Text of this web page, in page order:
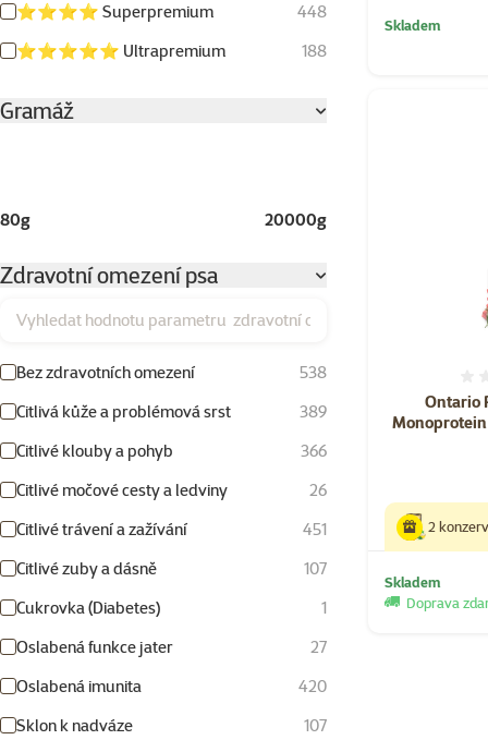
⭐⭐⭐⭐ Superpremium
448
⭐⭐⭐⭐⭐ Ultrapremium
188
Gramáž
80g 20000g
Zdravotní omezení psa
Vyhledat hodnotu parametru zdravotní omezení psa
Bez zdravotních omezení
538
Citlivá kůže a problémová srst
389
Citlivé klouby a pohyb
366
Citlivé močové cesty a ledviny
26
Citlivé trávení a zažívání
451
Citlivé zuby a dásně
107
Cukrovka (Diabetes)
1
Oslabená funkce jater
27
Oslabená imunita
420
Sklon k nadváze
107
Skladem
Ontario
2
Skladem
Doprava